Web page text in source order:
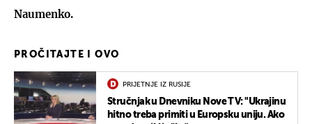
Naumenko.
PROČITAJTE I OVO
PRIJETNJE IZ RUSIJE
Stručnjak u Dnevniku Nove TV: "Ukrajinu
hitno treba primiti u Europsku uniju. Ako